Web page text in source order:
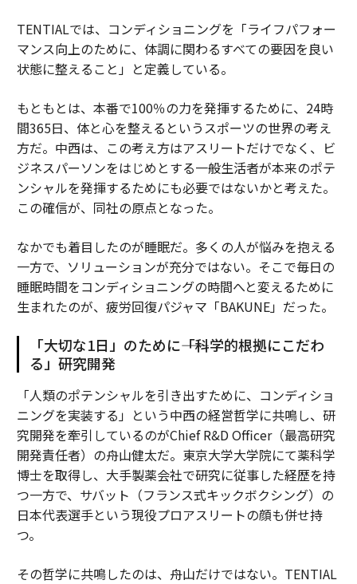
TENTIALでは、コンディショニングを「ライフパフォー
マンス向上のために、体調に関わるすべての要因を良い
状態に整えること」と定義している。
もともとは、本番で100％の力を発揮するために、24時
間365日、体と心を整えるというスポーツの世界の考え
方だ。中西は、この考え方はアスリートだけでなく、ビ
ジネスパーソンをはじめとする一般生活者が本来のポテ
ンシャルを発揮するためにも必要ではないかと考えた。
この確信が、同社の原点となった。
なかでも着目したのが睡眠だ。多くの人が悩みを抱える
一方で、ソリューションが充分ではない。そこで毎日の
睡眠時間をコンディショニングの時間へと変えるために
生まれたのが、疲労回復パジャマ「BAKUNE」だった。
「大切な1日」のために――「科学的根拠にこだわ
る」研究開発
「人類のポテンシャルを引き出すために、コンディショ
ニングを実装する」という中西の経営哲学に共鳴し、研
究開発を牽引しているのがChief R&D Officer（最高研究
開発責任者）の舟山健太だ。東京大学大学院にて薬科学
博士を取得し、大手製薬会社で研究に従事した経歴を持
つ一方で、サバット（フランス式キックボクシング）の
日本代表選手という現役プロアスリートの顔も併せ持
つ。
その哲学に共鳴したのは、舟山だけではない。TENTIAL